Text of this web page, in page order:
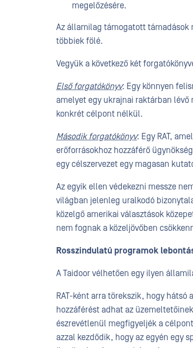
megelőzésére.
Az államilag támogatott
többiek fölé.
Vegyük a következő két
Első forgatókönyv: Egy könnyen
amelyet egy ukrajnai raktárban
konkrét célpont nélkül.
Második forgatókönyv: Egy RAT,
erőforrásokhoz hozzáférő
egy célszervezet egy magasan
Az egyik ellen védekezni messze
világban jelenleg uralkodó
közelgő amerikai választások
nem fognak a közeljövőben
Rosszindulatú programok
A Taidoor vélhetően egy ilyen
RAT-ként arra törekszik, hogy
hozzáférést adhat az
észrevétlenül megfigyeljék a
azzal kezdődik, hogy az egyén egy